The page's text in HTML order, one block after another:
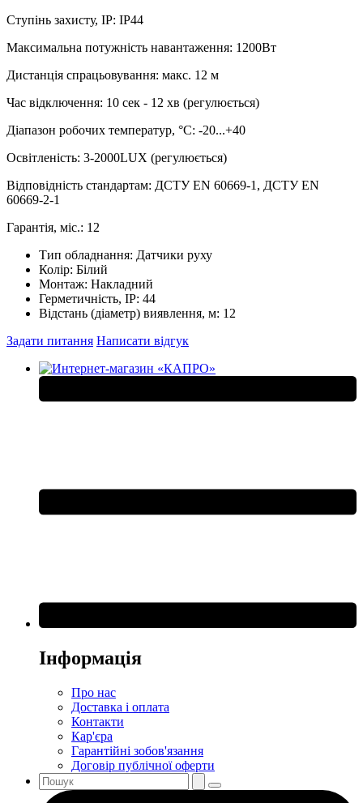
Ступінь захисту, IP: IP44
Максимальна потужність навантаження: 1200Вт
Дистанція спрацьовування: макс. 12 м
Час відключення: 10 сек - 12 хв (регулюється)
Діапазон робочих температур, °С: -20...+40
Освітленість: 3-2000LUX (регулюється)
Відповідність стандартам: ДСТУ EN 60669-1, ДСТУ EN
60669-2-1
Гарантія, міс.: 12
Тип обладнання: Датчики руху
Колір: Білий
Монтаж: Накладний
Герметичність, IP: 44
Відстань (діаметр) виявлення, м: 12
Задати питання Написати відгук
Інформація
Про нас
Доставка і оплата
Контакти
Кар'єра
Гарантійні зобов'язання
Договір публічної оферти